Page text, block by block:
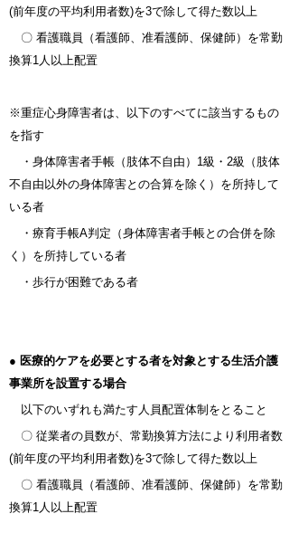
(前年度の平均利用者数)を3で除して得た数以上
〇 看護職員（看護師、准看護師、保健師）を常勤
換算1人以上配置
※重症心身障害者は、以下のすべてに該当するもの
を指す
・身体障害者手帳（肢体不自由）1級・2級（肢体
不自由以外の身体障害との合算を除く）を所持して
いる者
・療育手帳A判定（身体障害者手帳との合併を除
く）を所持している者
・歩行が困難である者
● 医療的ケアを必要とする者を対象とする生活介護
事業所を設置する場合
以下のいずれも満たす人員配置体制をとること
〇 従業者の員数が、常勤換算方法により利用者数
(前年度の平均利用者数)を3で除して得た数以上
〇 看護職員（看護師、准看護師、保健師）を常勤
換算1人以上配置